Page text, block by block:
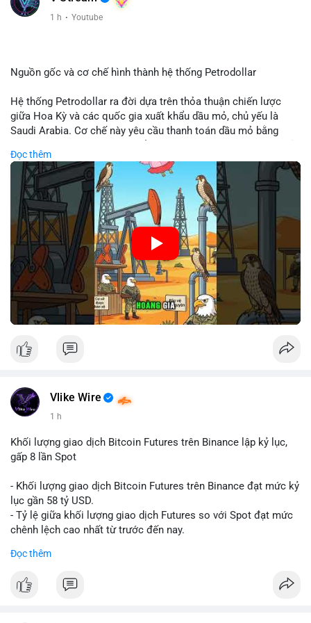
Xem chi tiết các bài viết đầy đủ tại dòng thời gian của Vlike.vn!
1 h · Youtube
Nguồn gốc và cơ chế hình thành hệ thống Petrodollar
Hệ thống Petrodollar ra đời dựa trên thỏa thuận chiến lược
giữa Hoa Kỳ và các quốc gia xuất khẩu dầu mỏ, chủ yếu là
Saudi Arabia. Cơ chế này yêu cầu thanh toán dầu mỏ bằng
đồng tiền này trong thương mại quốc tế. Sự thống trị của
Petrodollar đóng vai trò then chốt trong việc củng cố sức
mạnh tài chính Mỹ và ảnh hưởng trực tiếp đến dòng vốn toàn
cầu.
🎥 Xem video trực tiếp tại:
Nguồn: Cú Thông Thái
Đọc thêm
Vlike Wire
1 h
Khối lượng giao dịch Bitcoin Futures trên Binance lập kỷ lục,
gấp 8 lần Spot
- Khối lượng giao dịch Bitcoin Futures trên Binance đạt mức kỷ
lục gần 58 tỷ USD.
- Tỷ lệ giữa khối lượng giao dịch Futures so với Spot đạt mức
chênh lệch cao nhất từ trước đến nay.
dịch Spot.
#binance #btc
Đọc thêm